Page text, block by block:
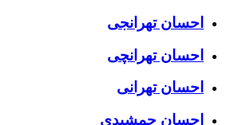
احسان تهرانجی
احسان تهرانچی
احسان تهرانی
احسان جمشیدی